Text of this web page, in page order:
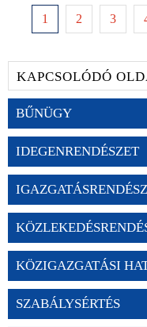
1 2 3
KAPCSOLÓDÓ
BŰNÜGY
IDEGENRENDÉSZET
KÖZIGAZGATÁSI
SZABÁLYSÉRTÉS